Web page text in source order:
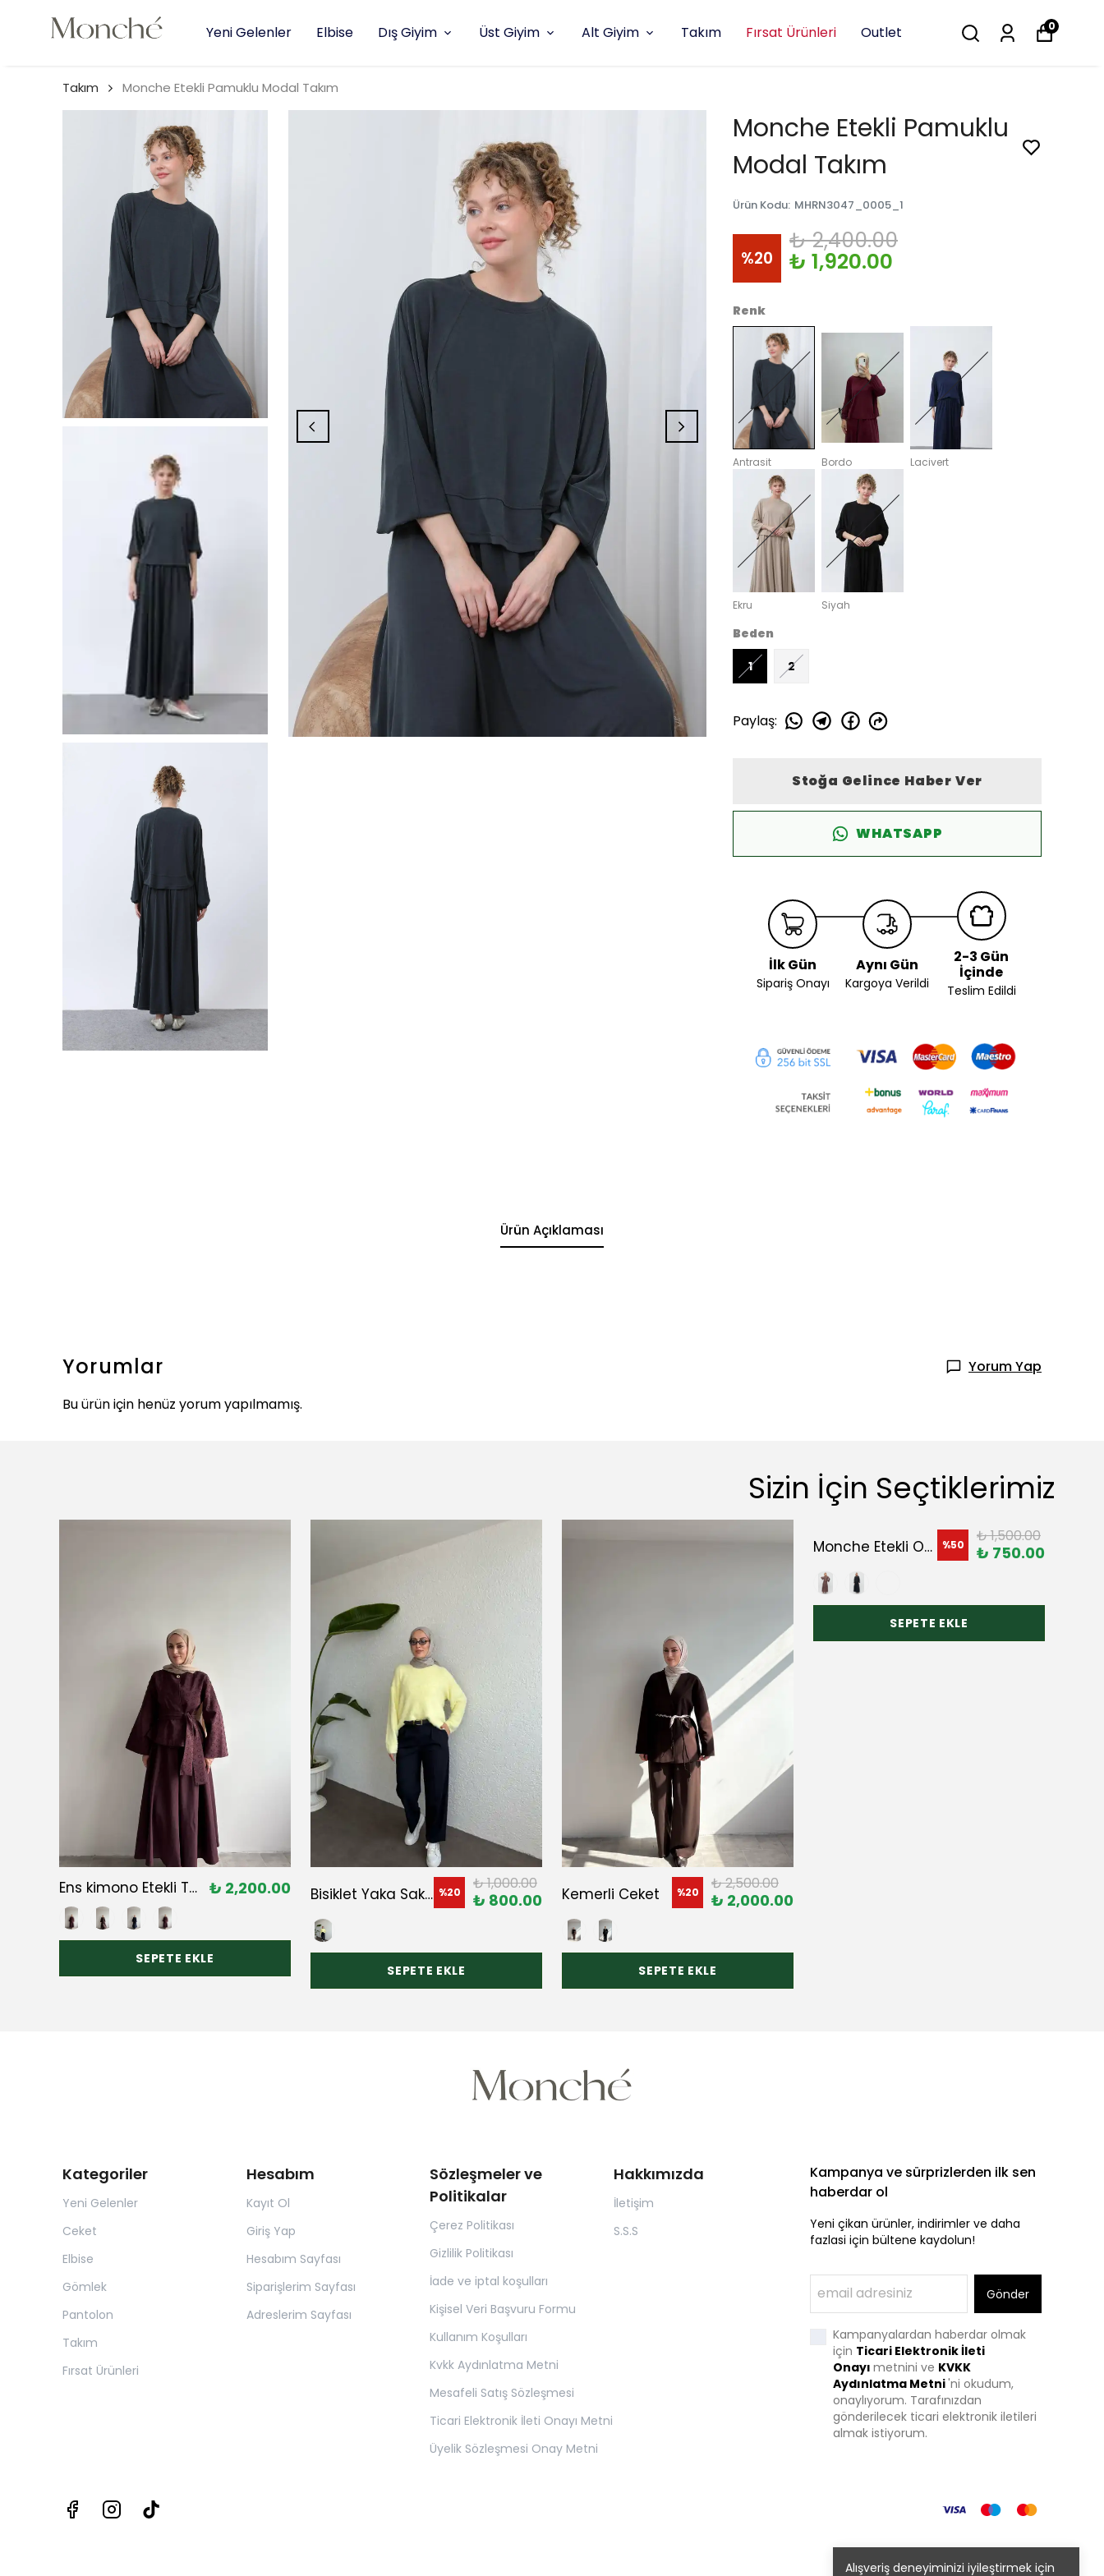
Yeni Gelenler Elbise Dış Giyim Üst Giyim Alt Giyim Takım Fırsat Ürünleri Outlet 0
Alışveriş deneyiminizi iyileştirmek için
Takım Monche Etekli Pamuklu Modal Takım
Monche Etekli Pamuklu
Modal Takım
Ürün Kodu: MHRN3047_0005_1
%20
₺ 2,400.00
₺ 1,920.00
Renk
Antrasit Bordo Lacivert
Ekru Siyah
Beden
1
2
Paylaş:
Stoğa Gelince Haber Ver
WHATSAPP
İlk Gün
Sipariş Onayı
Aynı Gün
Kargoya Verildi
2-3 Gün
İçinde
Teslim Edildi
Ürün Açıklaması
Yorumlar
Yorum Yap
Bu ürün için henüz yorum yapılmamış.
Sizin İçin Seçtiklerimiz
Ens kimono Etekli Takım ₺ 2,200.00
SEPETE EKLE
Bisiklet Yaka Sakallı Triko Kazak %20 ₺ 1,000.00
₺ 800.00
SEPETE EKLE
Kemerli Ceket %20 ₺ 2,500.00
₺ 2,000.00
SEPETE EKLE
Monche Etekli Oversize Kurdeleli Paraşüt Takım %50 ₺ 1,500.00
₺ 750.00
SEPETE EKLE
Kategoriler
Yeni Gelenler
Ceket
Elbise
Gömlek
Pantolon
Takım
Fırsat Ürünleri
Hesabım
Kayıt Ol
Giriş Yap
Hesabım Sayfası
Siparişlerim Sayfası
Adreslerim Sayfası
Sözleşmeler ve
Politikalar
Çerez Politikası
Gizlilik Politikası
İade ve iptal koşulları
Kişisel Veri Başvuru Formu
Kullanım Koşulları
Kvkk Aydınlatma Metni
Mesafeli Satış Sözleşmesi
Ticari Elektronik İleti Onayı Metni
Üyelik Sözleşmesi Onay Metni
Hakkımızda
İletişim
S.S.S
Kampanya ve sürprizlerden ilk sen
haberdar ol
Yeni çikan ürünler, indirimler ve daha
fazlasi için bültene kaydolun!
Gönder
Kampanyalardan haberdar olmak
için Ticari Elektronik İleti
Onayı metnini ve KVKK
Aydınlatma Metni'ni okudum,
onaylıyorum. Tarafınızdan
gönderilecek ticari elektronik iletileri
almak istiyorum.